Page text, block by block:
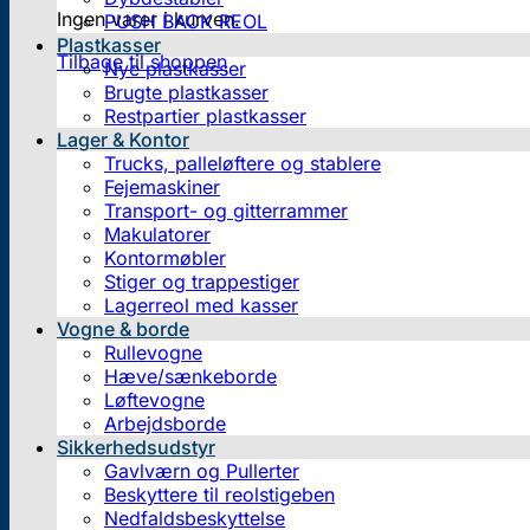
Ingen varer i kurven.
Tilbage til shoppen
PUSH BACK REOL
Plastkasser
Nye plastkasser
Brugte plastkasser
Restpartier plastkasser
Lager & Kontor
Trucks, palleløftere og stablere
Fejemaskiner
Transport- og gitterrammer
Makulatorer
Kontormøbler
Stiger og trappestiger
Lagerreol med kasser
Vogne & borde
Rullevogne
Hæve/sænkeborde
Løftevogne
Arbejdsborde
Sikkerhedsudstyr
Gavlværn og Pullerter
Beskyttere til reolstigeben
Nedfaldsbeskyttelse